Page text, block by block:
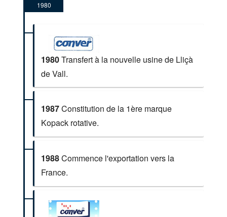
1980
1980Transfert à la nouvelle usine de Lliçà
de Vall.
1987Constitution de la 1ère marque
Kopack rotative.
1988Commence l'exportation vers la
France.